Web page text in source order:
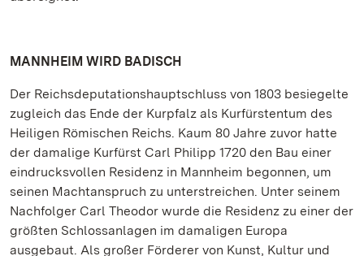
MANNHEIM WIRD BADISCH
Der Reichsdeputationshauptschluss von 1803 besiegelte
zugleich das Ende der Kurpfalz als Kurfürstentum des
Heiligen Römischen Reichs. Kaum 80 Jahre zuvor hatte
der damalige Kurfürst Carl Philipp 1720 den Bau einer
eindrucksvollen Residenz in Mannheim begonnen, um
seinen Machtanspruch zu unterstreichen. Unter seinem
Nachfolger Carl Theodor wurde die Residenz zu einer der
größten Schlossanlagen im damaligen Europa
ausgebaut. Als großer Förderer von Kunst, Kultur und